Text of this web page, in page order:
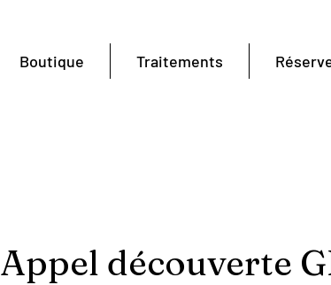
Boutique Traitements
Appel découverte